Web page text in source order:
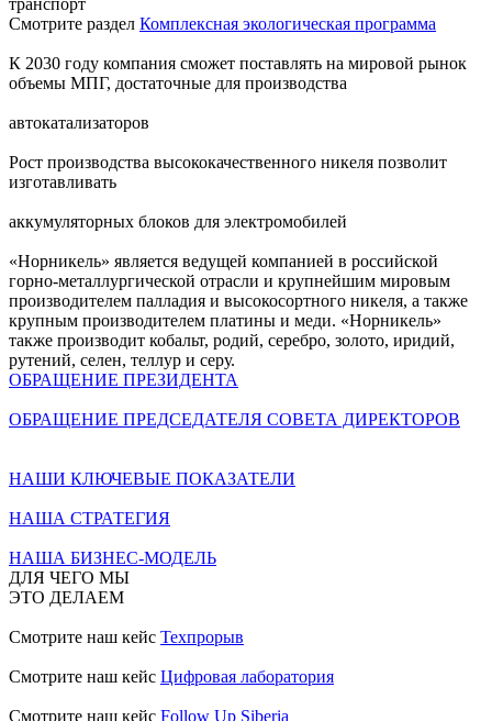
транспорт
Смотрите раздел Комплексная экологическая программа
К 2030 году компания сможет поставлять на мировой рынок
объемы МПГ, достаточные для производства
автокатализаторов
Рост производства высококачественного никеля позволит
изготавливать
аккумуляторных блоков для электромобилей
«Норникель» является ведущей компанией в российской
горно-металлургической отрасли и крупнейшим мировым
производителем палладия и высокосортного никеля, а также
крупным производителем платины и меди. «Норникель»
также производит кобальт, родий, серебро, золото, иридий,
рутений, селен, теллур и серу.
ОБРАЩЕНИЕ ПРЕЗИДЕНТА
ОБРАЩЕНИЕ ПРЕДСЕДАТЕЛЯ СОВЕТА ДИРЕКТОРОВ
НАШИ КЛЮЧЕВЫЕ ПОКАЗАТЕЛИ
НАША СТРАТЕГИЯ
НАША БИЗНЕС-МОДЕЛЬ
ДЛЯ ЧЕГО МЫ
ЭТО ДЕЛАЕМ
Смотрите наш кейс Техпрорыв
Смотрите наш кейс Цифровая лаборатория
Смотрите наш кейс Follow Up Siberia